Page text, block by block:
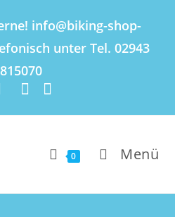
info@biking-shop-
unter Tel. 02943
0 Menü